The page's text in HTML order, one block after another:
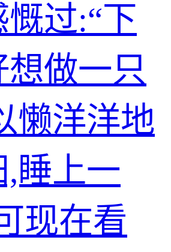
过:“下
做一只
懒洋洋地
,睡上一
现在看